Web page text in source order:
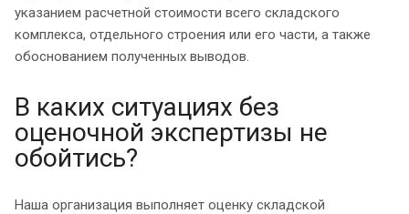
указанием расчетной стоимости всего складского
комплекса, отдельного строения или его части, а также
обоснованием полученных выводов.
В каких ситуациях без
оценочной экспертизы не
обойтись?
Наша организация выполняет оценку складской